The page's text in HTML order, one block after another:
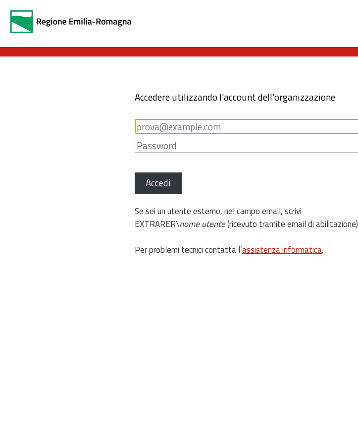
Accedere utilizzando l'account dell'organizzazione
Accedi
Se sei un utente esterno, nel campo email, scrivi
EXTRARER\nome utente(ricevuto tramite email di abilitazione)
Per problemi tecnici contatta l’assistenza informatica.